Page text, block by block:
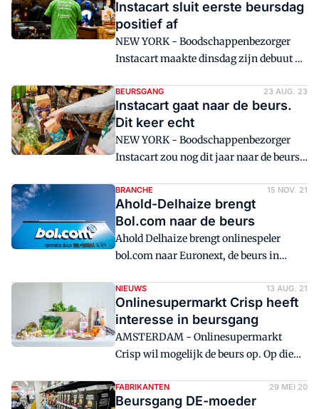
Instacart sluit eerste beursdag
positief af
NEW YORK - Boodschappenbezorger
Instacart maakte dinsdag zijn debuut op
de koers op winst.
BEURSGANG 23 AUG. 23
Instacart gaat naar de beurs.
Dit keer echt
NEW YORK - Boodschappenbezorger
Instacart zou nog dit jaar naar de beurs
het dit keer echt moeten gebeuren.
BRANCHE 15 NOV. 21
Ahold-Delhaize brengt
Bol.com naar de beurs
Ahold Delhaize brengt onlinespeler
bol.com naar Euronext, de beurs in
van een beperkt aantal aandelen op de
beurs in Amsterdam.
NIEUWS 13 AUG. 21
Onlinesupermarkt Crisp heeft
interesse in beursgang
AMSTERDAM - Onlinesupermarkt
Crisp wil mogelijk de beurs op. Op die
voor je groei met behoud van eigendom'.
FABRIKANTEN 29 MEI 20
Beursgang DE-moeder